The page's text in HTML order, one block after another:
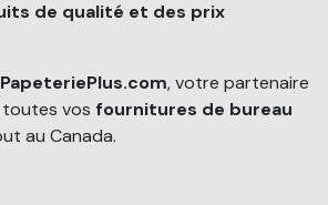
de qualité et des prix
PapeteriePlus.com, votre partenaire
vos fournitures de bureau
au Canada.